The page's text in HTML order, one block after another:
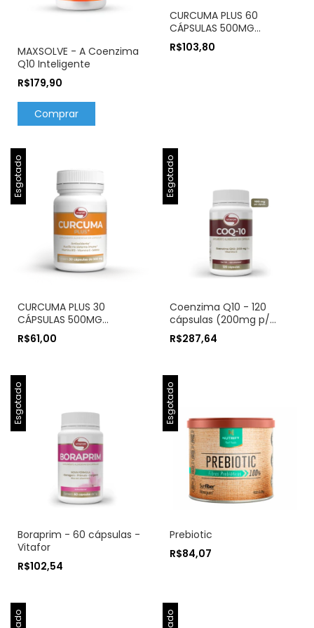
MAXSOLVE - A Coenzima
Q10 Inteligente
R$179,90
CURCUMA PLUS 60
CÁPSULAS 500MG
VITAFOR - p/ aumentar
imunidade, e ação anti-
R$103,80
Esgotado
CURCUMA PLUS 30
CÁPSULAS 500MG
VITAFOR - p/ aumentar
imunidade, e ação anti-
R$61,00
Esgotado
Coenzima Q10 - 120
cápsulas (200mg p/
porção) - Vitafor
R$287,64
Esgotado
Boraprim - 60 cápsulas -
Vitafor
R$102,54
Esgotado
Prebiotic
R$84,07